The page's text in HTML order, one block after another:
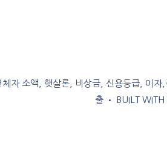
자 소액, 햇살론, 비상금, 신용등급, 이
출• BUILT WITH